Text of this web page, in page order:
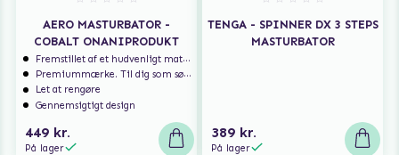
AERO MASTURBATOR -
COBALT ONANIPRODUKT
Fremstillet af et hudvenligt materiale
Premiummærke. Til dig som søger ekstra høj kvalitet.
Let at rengøre
Gennemsigtigt design
449 kr.
På lager
TENGA - SPINNER DX 3 STEPS
MASTURBATOR
389 kr.
På lager